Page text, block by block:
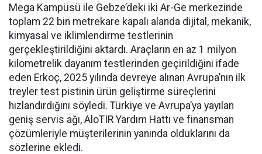
Mega Kampü­sü ile Gebze’deki iki Ar-Ge mer­kezinde
toplam 22 bin metreka­re kapalı alanda dijital, mekanik,
kimyasal ve iklimlendirme test­lerinin
gerçekleştirildiğini ak­tardı. Araçların en az 1 milyon
kilometrelik dayanım testlerin­den geçirildiğini ifade
eden Er­koç, 2025 yılında devreye alınan Avrupa’nın ilk
treyler test pisti­nin ürün geliştirme süreçlerini
hızlandırdığını söyledi. Türkiye ve Avrupa’ya yayılan
geniş ser­vis ağı, AloTIR Yardım Hattı ve finansman
çözümleriyle müşte­rilerinin yanında olduklarını da
sözlerine ekledi.